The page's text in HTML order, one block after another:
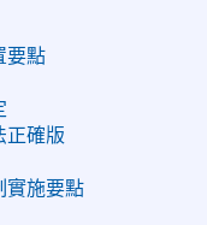
要點
正確版
實施要點